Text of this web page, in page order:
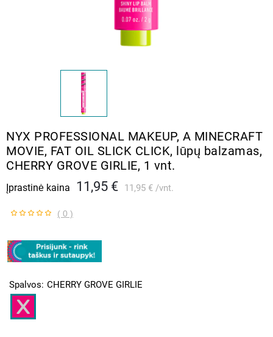
NYX PROFESSIONAL MAKEUP, A MINECRAFT
MOVIE, FAT OIL SLICK CLICK, lūpų balzamas,
CHERRY GROVE GIRLIE, 1 vnt.
Įprastinė kaina 11,95 € 11,95 € vnt.
( 0 )
Spalvos CHERRY GROVE GIRLIE